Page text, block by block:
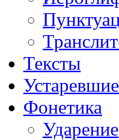
Тексты
Фонетика
Ударение